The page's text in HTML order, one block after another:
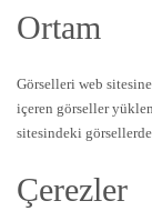
Ortam
Görselleri web
içeren görseller
sitesindeki
Çerezler